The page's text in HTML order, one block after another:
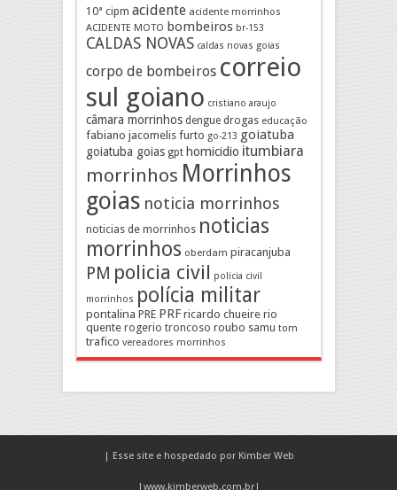
10ª cipm acidente acidente morrinhos
ACIDENTE MOTO bombeiros br-153
CALDAS NOVAS caldas novas goias
corpo de bombeiros correio
sul goiano cristiano araujo
câmara morrinhos dengue drogas educação
fabiano jacomelis furto go-213 goiatuba
goiatuba goias gpt homicidio itumbiara
morrinhos Morrinhos
goias noticia morrinhos
noticias de morrinhos noticias
morrinhos oberdam piracanjuba
PM policia civil policia civil
morrinhos polícia militar
pontalina PRE PRF ricardo chueire rio
quente rogerio troncoso roubo samu tom
trafico vereadores morrinhos
| Esse site e hospedado por Kimber Web
| www.kimberweb.com.br|